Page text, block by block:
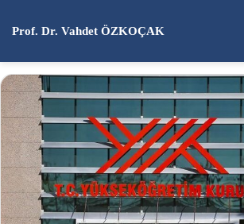
Prof. Dr. Vahdet ÖZKOÇAK